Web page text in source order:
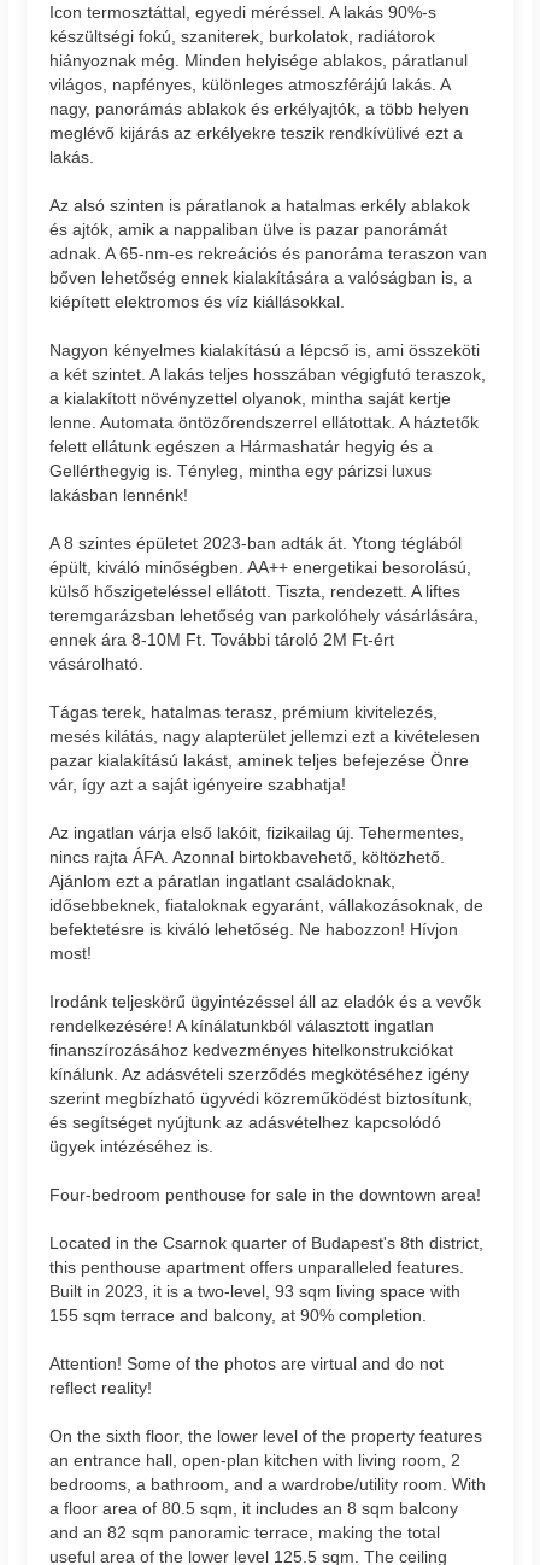
Icon termosztáttal, egyedi méréssel. A lakás 90%-s
készültségi fokú, szaniterek, burkolatok, radiátorok
hiányoznak még. Minden helyisége ablakos, páratlanul
világos, napfényes, különleges atmoszférájú lakás. A
nagy, panorámás ablakok és erkélyajtók, a több helyen
meglévő kijárás az erkélyekre teszik rendkívülivé ezt a
lakás.
Az alsó szinten is páratlanok a hatalmas erkély ablakok
és ajtók, amik a nappaliban ülve is pazar panorámát
adnak. A 65-nm-es rekreációs és panoráma teraszon van
bőven lehetőség ennek kialakítására a valóságban is, a
kiépített elektromos és víz kiállásokkal.
Nagyon kényelmes kialakítású a lépcső is, ami összeköti
a két szintet. A lakás teljes hosszában végigfutó teraszok,
a kialakított növényzettel olyanok, mintha saját kertje
lenne. Automata öntözőrendszerrel ellátottak. A háztetők
felett ellátunk egészen a Hármashatár hegyig és a
Gellérthegyig is. Tényleg, mintha egy párizsi luxus
lakásban lennénk!
A 8 szintes épületet 2023-ban adták át. Ytong téglából
épült, kiváló minőségben. AA++ energetikai besorolású,
külső hőszigeteléssel ellátott. Tiszta, rendezett. A liftes
teremgarázsban lehetőség van parkolóhely vásárlására,
ennek ára 8-10M Ft. További tároló 2M Ft-ért
vásárolható.
Tágas terek, hatalmas terasz, prémium kivitelezés,
mesés kilátás, nagy alapterület jellemzi ezt a kivételesen
pazar kialakítású lakást, aminek teljes befejezése Önre
vár, így azt a saját igényeire szabhatja!
Az ingatlan várja első lakóit, fizikailag új. Tehermentes,
nincs rajta ÁFA. Azonnal birtokbavehető, költözhető.
Ajánlom ezt a páratlan ingatlant családoknak,
idősebbeknek, fiataloknak egyaránt, vállakozásoknak, de
befektetésre is kiváló lehetőség. Ne habozzon! Hívjon
most!
Irodánk teljeskörű ügyintézéssel áll az eladók és a vevők
rendelkezésére! A kínálatunkból választott ingatlan
finanszírozásához kedvezményes hitelkonstrukciókat
kínálunk. Az adásvételi szerződés megkötéséhez igény
szerint megbízható ügyvédi közreműködést biztosítunk,
és segítséget nyújtunk az adásvételhez kapcsolódó
ügyek intézéséhez is.
Four-bedroom penthouse for sale in the downtown area!
Located in the Csarnok quarter of Budapest's 8th district,
this penthouse apartment offers unparalleled features.
Built in 2023, it is a two-level, 93 sqm living space with
155 sqm terrace and balcony, at 90% completion.
Attention! Some of the photos are virtual and do not
reflect reality!
On the sixth floor, the lower level of the property features
an entrance hall, open-plan kitchen with living room, 2
bedrooms, a bathroom, and a wardrobe/utility room. With
a floor area of 80.5 sqm, it includes an 8 sqm balcony
and an 82 sqm panoramic terrace, making the total
useful area of the lower level 125.5 sqm. The ceiling